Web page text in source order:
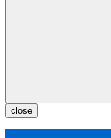
close